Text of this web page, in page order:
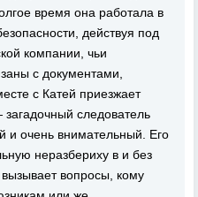
время она работала в
действуя под
компании, чьи
с документами,
с Катей приезжает
следователь
и очень внимательный. Его
неразбериху в и без
вопросы, кому